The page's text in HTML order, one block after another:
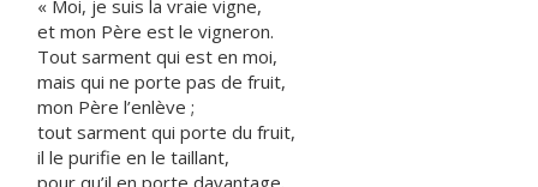
« Moi, je suis la vraie vigne,
et mon Père est le vigneron.
Tout sarment qui est en moi,
mais qui ne porte pas de fruit,
mon Père l’enlève ;
tout sarment qui porte du fruit,
il le purifie en le taillant,
pour qu’il en porte davantage.